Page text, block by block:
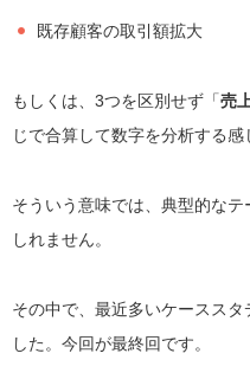
既存顧客の取引額拡大
もしくは、3つを区別せず「売
じで合算して数字を分析する感
そういう意味では、典型的な
しれません。
その中で、最近多いケースス
した。今回が最終回です。